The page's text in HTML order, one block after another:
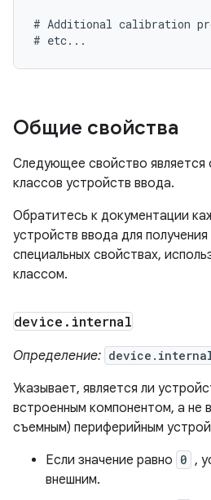
# Additional calibration
Общие свойства
Следующее свойство является
классов устройств ввода.
Обратитесь к документации
устройств ввода для
специальных свойствах,
классом.
device . internal
Определение:
Указывает, является ли
встроенным компонентом, а не
съемным) периферийным
Если значение равно 0 ,
внешним.